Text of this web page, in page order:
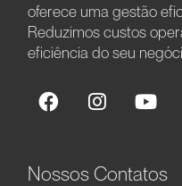
oferece uma gestão
Reduzimos custos
eficiência do seu
Nossos Contatos